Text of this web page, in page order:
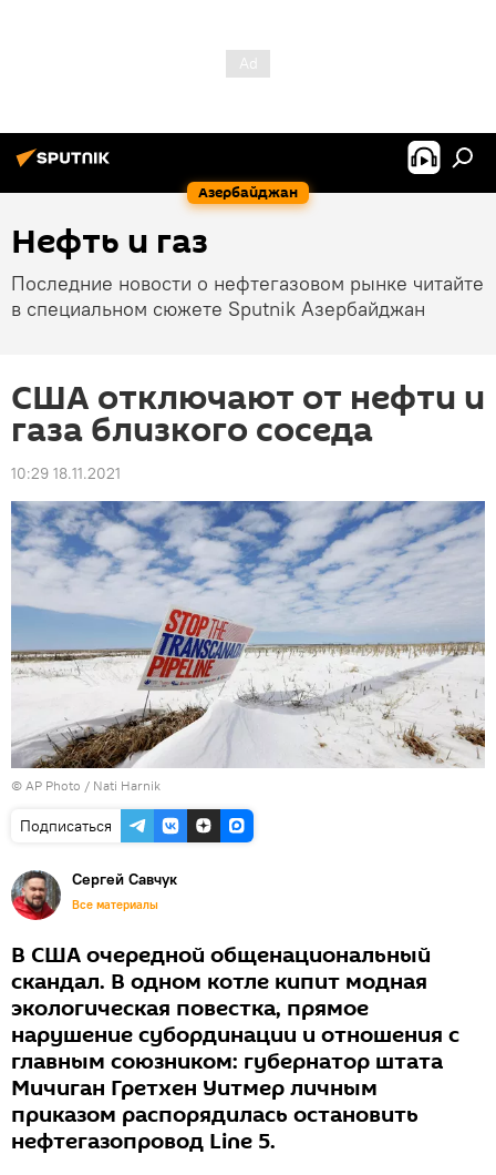
Азербайджан
Нефть и газ
Последние новости о нефтегазовом рынке читайте
в специальном сюжете Sputnik Азербайджан
США отключают от нефти и
газа близкого соседа
10:29 18.11.2021
© AP Photo / Nati Harnik
Подписаться
Сергей Савчук
Все материалы
В США очередной общенациональный
скандал. В одном котле кипит модная
экологическая повестка, прямое
нарушение субординации и отношения с
главным союзником: губернатор штата
Мичиган Гретхен Уитмер личным
приказом распорядилась остановить
нефтегазопровод Line 5.